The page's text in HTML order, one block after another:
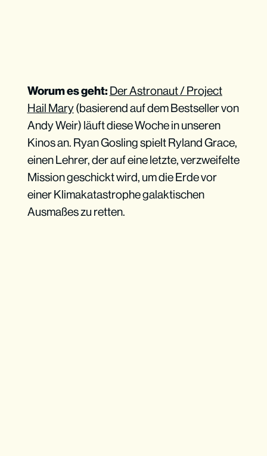
Worum es geht: Der Astronaut / Project
Hail Mary(basierend auf dem Bestseller von
Andy Weir) läuft diese Woche in unseren
Kinos an. Ryan Gosling spielt Ryland Grace,
einen Lehrer, der auf eine letzte, verzweifelte
Mission geschickt wird, um die Erde vor
einer Klimakatastrophe galaktischen
Ausmaßes zu retten.